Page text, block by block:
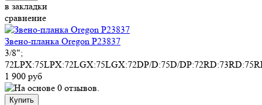
в закладки
сравнение
Звено-планка Oregon P23837
3/8";
72LPX:75LPX:72LGX:75LGX:72DP/D:75D/
1 900 руб
Купить